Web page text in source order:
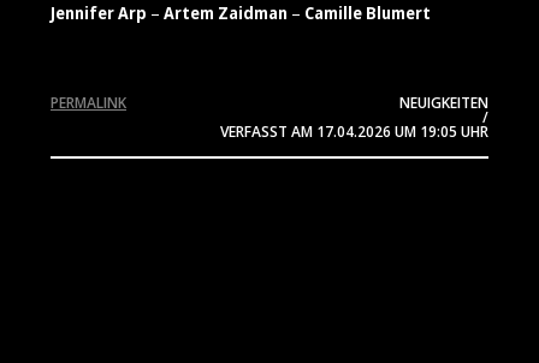
Jennifer Arp – Artem Zaidman – Camille Blumert
NEUIGKEITEN
/
VERFASST AM 17.04.2026 UM 19:05 UHR
PERMALINK